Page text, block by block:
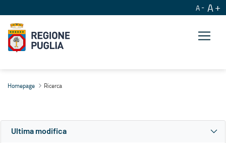
A A
Homepage Ricerca
Ultima modifica